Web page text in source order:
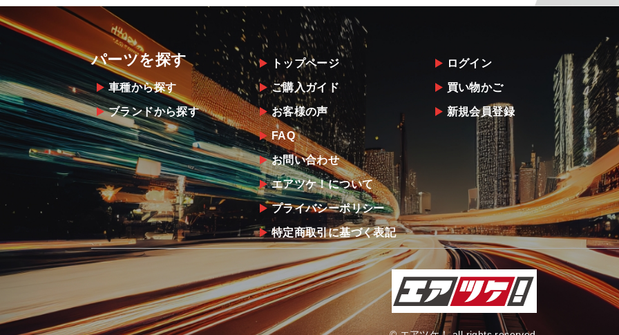
パーツを探す
車種から探す
ブランドから探す
トップページ
ご購入ガイド
お客様の声
FAQ
お問い合わせ
エアツケ！について
プライバシーポリシー
特定商取引に基づく表記
ログイン
買い物かご
新規会員登録